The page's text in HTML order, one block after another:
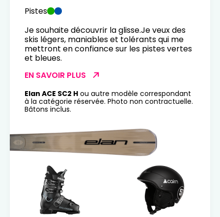
Pistes
Je souhaite découvrir la glisse.Je veux des
skis légers, maniables et tolérants qui me
mettront en confiance sur les pistes vertes
et bleues.
EN SAVOIR PLUS
Elan ACE SC2 H ou autre modèle correspondant
à la catégorie réservée. Photo non contractuelle.
Bâtons inclus.